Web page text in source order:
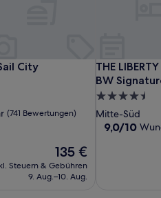
City
City
(741 Bewertungen)
Der
Preis
beträgt
135 €
Steuern & Gebühren
9. Aug.–10. Aug.
THE
BW
THE
4.5-
Sterne-
Unterkunft
Mitte-Süd
9.0
9,0/10